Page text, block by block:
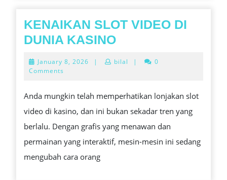
KENAIKAN SLOT VIDEO DI
DUNIA KASINOKENAIKAN
VIDEO
DUNIA
KASINO
January 8, 2026 January
| bilal |
0
Comments
Anda mungkin telah memperhatikan lonjakan slot
video di kasino, dan ini bukan sekadar tren yang
berlalu. Dengan grafis yang menawan dan
permainan yang interaktif, mesin-mesin ini sedang
mengubah cara orang